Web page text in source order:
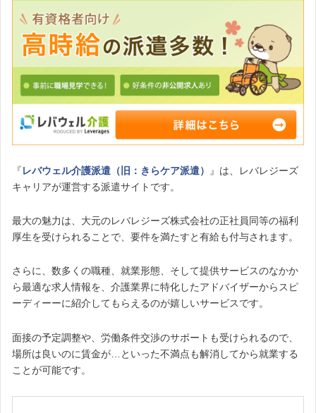
『レバウェル介護派遣（旧：きらケア派遣）
』は、レバレジーズ
キャリアが運営する派遣サイトです。
最大の魅力は、大元のレバレジーズ株式会社の正社員同等の福利
厚生を受けられることで、要件を満たすと有給も付与されます。
さらに、数多くの職種、就業形態、そして提供サービスのなかか
ら最適な求人情報を、介護業界に特化したアドバイザーからスピ
ーディーーに紹介してもらえるのが嬉しいサービスです。
面接の予定調整や、労働条件交渉のサポートも受けられるので、
場所は良いのに賃金が…といった不満点も解消してから就業する
ことが可能です。